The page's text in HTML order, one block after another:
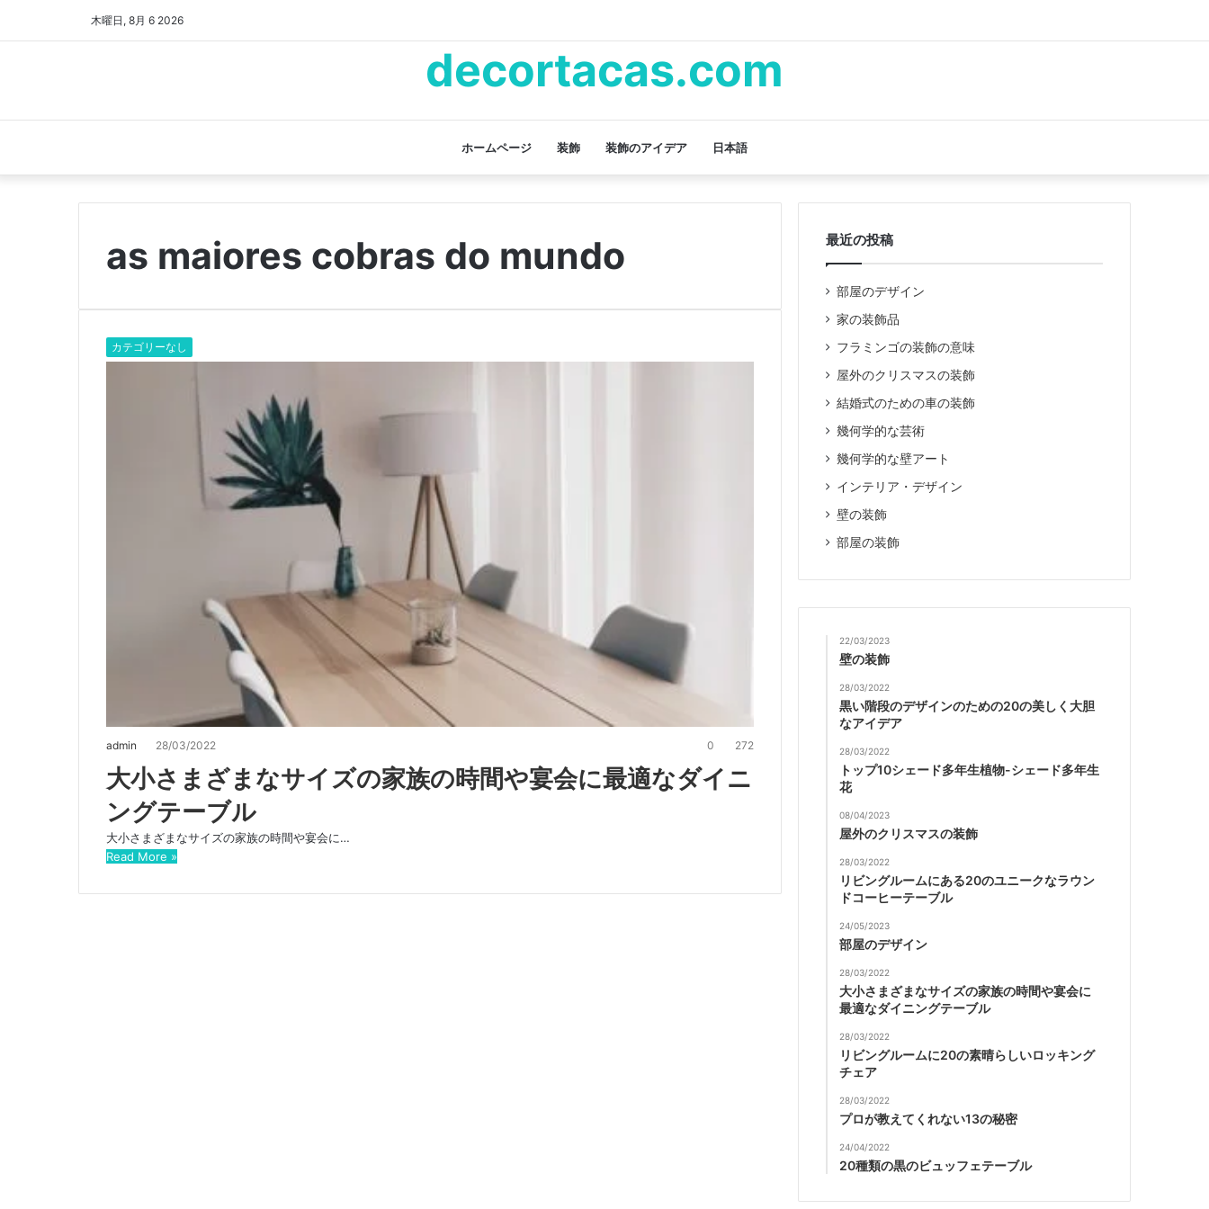
木曜日, 8月 6 2026
decortacas.com
ホームページ 装飾 装飾のアイデア 日本語
as maiores cobras do mundo
カテゴリーなし
admin 28/03/2022 0 272
大小さまざまなサイズの家族の時間や宴会に最適なダイニ
ングテーブル
大小さまざまなサイズの家族の時間や宴会に…
Read More »
最近の投稿
部屋のデザイン
家の装飾品
フラミンゴの装飾の意味
屋外のクリスマスの装飾
結婚式のための車の装飾
幾何学的な芸術
幾何学的な壁アート
インテリア・デザイン
壁の装飾
部屋の装飾
22/03/2023
壁の装飾
28/03/2022
黒い階段のデザインのための20の美しく大胆
なアイデア
28/03/2022
トップ10シェード多年生植物-シェード多年生
花
08/04/2023
屋外のクリスマスの装飾
28/03/2022
リビングルームにある20のユニークなラウン
ドコーヒーテーブル
24/05/2023
部屋のデザイン
28/03/2022
大小さまざまなサイズの家族の時間や宴会に
最適なダイニングテーブル
28/03/2022
リビングルームに20の素晴らしいロッキング
チェア
28/03/2022
プロが教えてくれない13の秘密
24/04/2022
20種類の黒のビュッフェテーブル